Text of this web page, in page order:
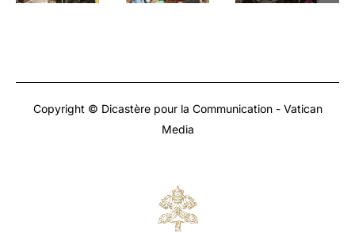
Copyright © Dicastère pour la Communication - Vatican
Media